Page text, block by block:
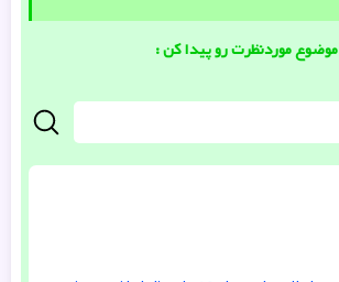
موضوع موردنظرت رو پیدا کن :